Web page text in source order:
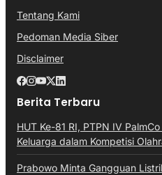
Tentang Kami
Pedoman Media Siber
Disclaimer
Berita Terbaru
HUT Ke-81 RI, PTPN IV
Keluarga dalam Kompetisi
Prabowo Minta Gangguan